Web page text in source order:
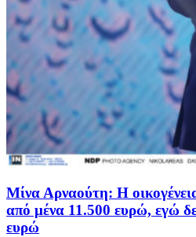
Μίνα Αρναούτη: Η
από μένα 11.500 ευρώ, εγώ
ευρώ